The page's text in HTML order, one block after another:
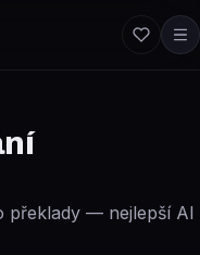
překlady — nejlepší AI